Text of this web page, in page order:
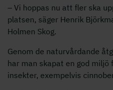
– Vi hoppas nu att fler ska
platsen, säger Henrik
Holmen Skog.
Genom de naturvårdande
har man skapat en god
insekter, exempelvis